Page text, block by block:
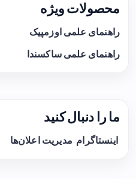
محصولات ویژه
راهنمای علمی اوزمپیک
راهنمای علمی ساکسندا
ما را دنبال کنید
اینستاگرام مدیریت اعلان‌ها